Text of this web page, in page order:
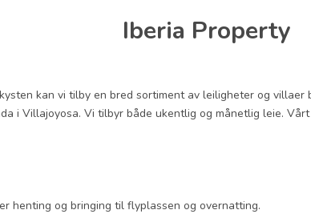
Iberia Property
kan vi tilby en bred sortiment av leiligheter og villaer
i Villajoyosa. Vi tilbyr både ukentlig og månetlig leie.
henting og bringing til flyplassen og overnatting.